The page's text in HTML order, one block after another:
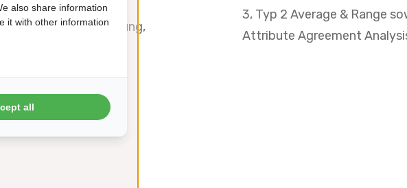
für die Kalibrierung,
3, Typ 2 Average & Range
Attribute Agreement
also share information
it with other information
all